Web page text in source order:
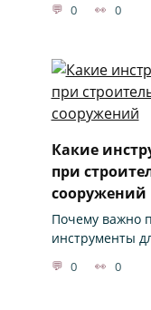
0 0
Какие
при
сооружений
Почему важно
инструменты
0 0